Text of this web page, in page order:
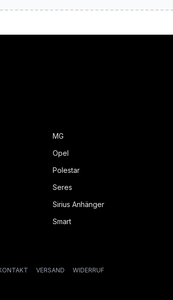
MG
Opel
Polestar
Seres
Sirius Anhänger
Smart
VERSAND WIDERRUF